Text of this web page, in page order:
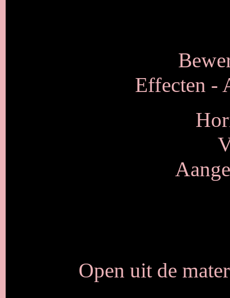
Effecten -
Open uit de